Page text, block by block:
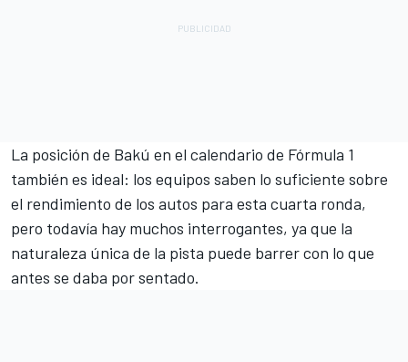
La posición de Bakú en el calendario de Fórmula 1
también es ideal: los equipos saben lo suficiente sobre
el rendimiento de los autos para esta cuarta ronda,
pero todavía hay muchos interrogantes, ya que la
naturaleza única de la pista puede barrer con lo que
antes se daba por sentado.